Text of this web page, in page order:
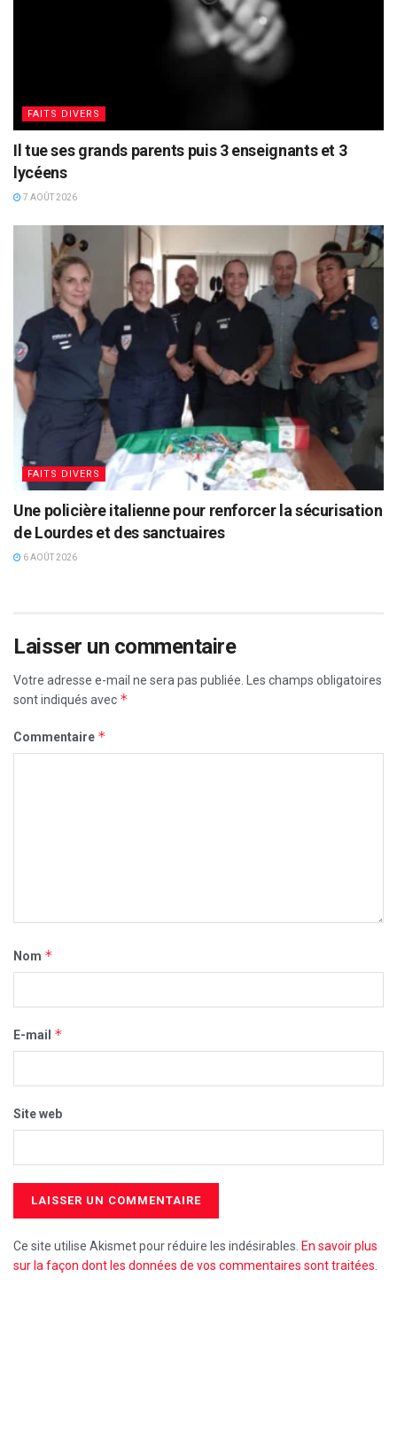
FAITS DIVERS
Il tue ses grands parents puis 3 enseignants et 3
lycéens
7 AOÛT 2026
FAITS DIVERS
Une policière italienne pour renforcer la sécurisation
de Lourdes et des sanctuaires
6 AOÛT 2026
Laisser un commentaire
Votre adresse e-mail ne sera pas publiée.
Les champs obligatoires
sont indiqués avec *
Commentaire *
Nom *
E-mail *
Site web
Ce site utilise Akismet pour réduire les indésirables. En savoir plus
sur la façon dont les données de vos commentaires sont traitées